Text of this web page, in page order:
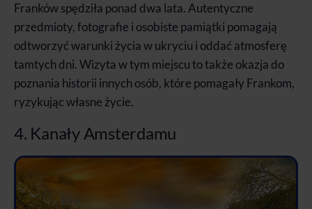
Franków spędziła ponad dwa lata. Autentyczne
przedmioty, fotografie i osobiste pamiątki pomagają
odtworzyć warunki życia w ukryciu i oddać atmosferę
tamtych dni. Wizyta w tym miejscu to także okazja do
poznania historii innych osób, które pomagały Frankom,
ryzykując własne życie.
4. Kanały Amsterdamu